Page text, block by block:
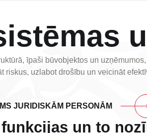
īpaši būvobjektos un
uzlabot drošību un veicināt
JURIDISKĀM PERSONĀM
un to